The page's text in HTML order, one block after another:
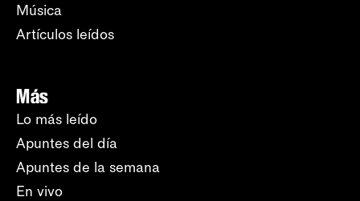
Música
Artículos leídos
Más
Lo más leído
Apuntes del día
Apuntes de la semana
En vivo